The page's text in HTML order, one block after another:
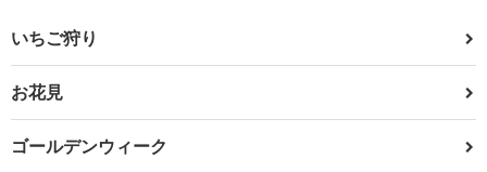
いちご狩り
お花見
ゴールデンウィーク